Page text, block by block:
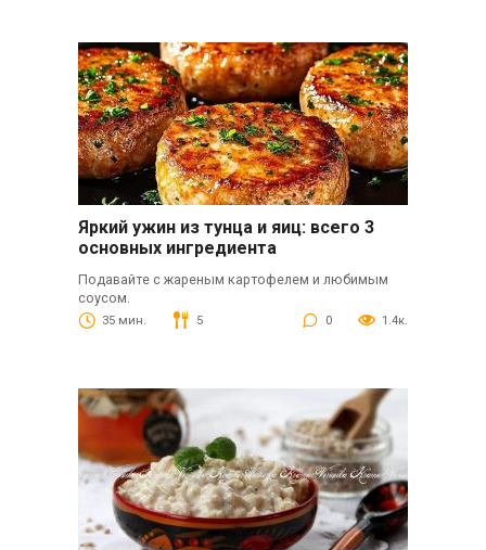
Яркий ужин из тунца и яиц: всего 3
основных ингредиента
Подавайте с жареным картофелем и любимым
соусом.
35 мин. 5 0 1.4к.